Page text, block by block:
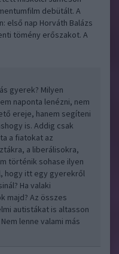
debütált. A
első nap Horváth Balázs
tömény erőszakot. A
gyerek? Milyen
naponta lenézni, nem
ereje, hanem segíteni
is. Addig csak
a fiatokat az
a liberálisokra,
történik sohase ilyen
hogy itt egy gyerekről
Ha valaki
majd? Az összes
autistákat is altasson
lenne valami más